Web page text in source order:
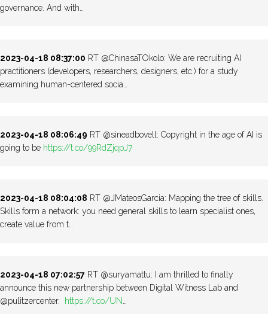
governance. And with…
2023-04-18 08:37:00 RT @ChinasaTOkolo: We are recruiting AI
practitioners (developers, researchers, designers, etc.) for a study
examining human-centered socia…
2023-04-18 08:06:49 RT @sineadbovell: Copyright in the age of AI is
going to be https://t.co/99RdZjqpJ7
2023-04-18 08:04:08 RT @JMateosGarcia: Mapping the tree of skills.
Skills form a network: you need general skills to learn specialist ones,
create value from t…
2023-04-18 07:02:57 RT @suryamattu: I am thrilled to finally
announce this new partnership between Digital Witness Lab and
@pulitzercenter. https://t.co/UN